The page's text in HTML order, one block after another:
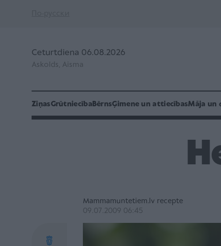
Ceturtdiena 06.08.2026
Askolds, Aisma
ZiņasGrūtniecībaBērnsĢimene un attiecībasMāja un
Mammamuntetiem.lv recepte
09.07.2009 06:45